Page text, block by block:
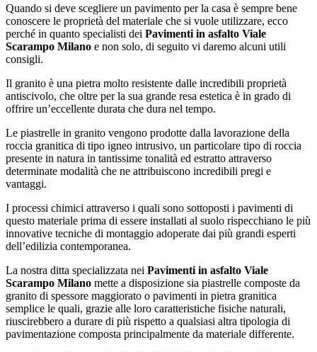
Quando si deve scegliere un pavimento per la casa è sempre bene
conoscere le proprietà del materiale che si vuole utilizzare, ecco
perché in quanto specialisti dei Pavimenti in asfalto Viale
Scarampo Milano e non solo, di seguito vi daremo alcuni utili
consigli.
Il granito è una pietra molto resistente dalle incredibili proprietà
antiscivolo, che oltre per la sua grande resa estetica è in grado di
offrire un’eccellente durata che dura nel tempo.
Le piastrelle in granito vengono prodotte dalla lavorazione della
roccia granitica di tipo igneo intrusivo, un particolare tipo di roccia
presente in natura in tantissime tonalità ed estratto attraverso
determinate modalità che ne attribuiscono incredibili pregi e
vantaggi.
I processi chimici attraverso i quali sono sottoposti i pavimenti di
questo materiale prima di essere installati al suolo rispecchiano le più
innovative tecniche di montaggio adoperate dai più grandi esperti
dell’edilizia contemporanea.
La nostra ditta specializzata nei Pavimenti in asfalto Viale
Scarampo Milano mette a disposizione sia piastrelle composte da
granito di spessore maggiorato o pavimenti in pietra granitica
semplice le quali, grazie alle loro caratteristiche fisiche naturali,
riuscirebbero a durare di più rispetto a qualsiasi altra tipologia di
pavimentazione composta principalmente da materiale differente.